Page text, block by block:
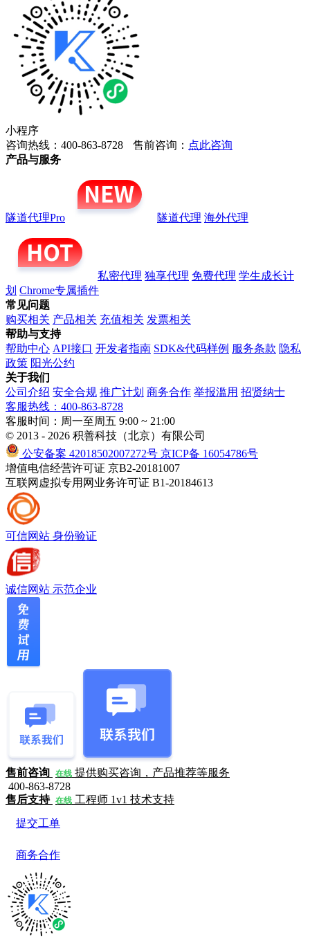
小程序
咨询热线：400-863-8728
售前咨询： 点此咨询
产品与服务
隧道代理Pro 隧道代理 海外代理
私密代理 独享代理 免费代理 学生成长计
划 Chrome专属插件
常见问题
购买相关 产品相关 充值相关 发票相关
帮助与支持
帮助中心 API接口 开发者指南 SDK&代码样例 服务条款 隐私
政策 阳光公约
关于我们
公司介绍 安全合规 推广计划 商务合作 举报滥用 招贤纳士
客服热线：400-863-8728
客服时间：周一至周五 9:00 ~ 21:00
© 2013 - 2026 积善科技（北京）有限公司
公安备案 42018502007272号 京ICP备 16054786号
增值电信经营许可证 京B2-20181007
互联网虚拟专用网业务许可证 B1-20184613
可信网站 身份验证
诚信网站 示范企业
售前咨询 在线 提供购买咨询，产品推荐等服务
400-863-8728
售后支持 在线 工程师 1v1 技术支持
提交工单
商务合作